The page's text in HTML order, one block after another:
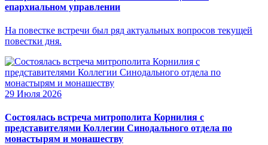
епархиальном управлении
На повестке встречи был ряд актуальных вопросов текущей
повестки дня.
29 Июля 2026
Состоялась встреча митрополита Корнилия с
представителями Коллегии Синодального отдела по
монастырям и монашеству